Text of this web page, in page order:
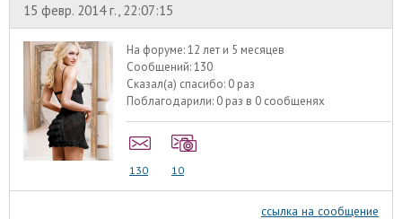
15 февр. 2014 г., 22:07:15
На форуме:12 лет и 5 месяцев
Сообщений:130
Сказал(а) спасибо: 0 раз
Поблагодарили: 0 раз в 0 сообщенях
130 10
ссылка на сообщение